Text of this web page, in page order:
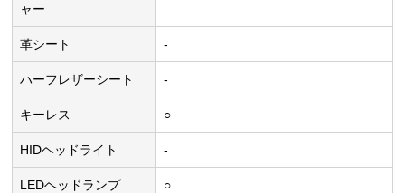
ャー
革シート -
ハーフレザーシート -
キーレス ○
HIDヘッドライト -
LEDヘッドランプ ○